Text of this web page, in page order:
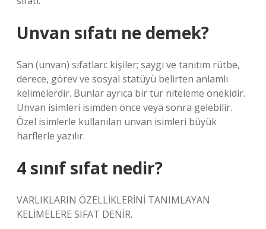
Unvan sıfatı ne demek?
San (unvan) sıfatları: kişiler; saygı ve tanıtım rütbe,
derece, görev ve sosyal statüyü belirten anlamlı
kelimelerdir. Bunlar ayrıca bir tür niteleme önekidir.
Unvan isimleri isimden önce veya sonra gelebilir.
Özel isimlerle kullanılan unvan isimleri büyük
harflerle yazılır.
4 sınıf sıfat nedir?
VARLIKLARIN ÖZELLİKLERİNİ TANIMLAYAN
KELİMELERE SIFAT DENİR.